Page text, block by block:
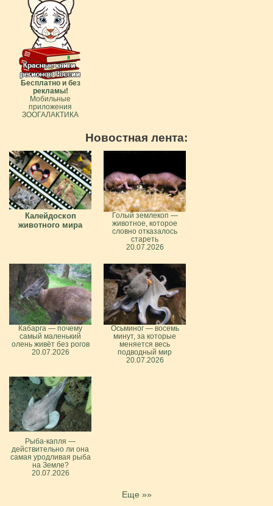
Бесплатно и без
рекламы!
Мобильные
приложения
ЗООГАЛАКТИКА
Новостная лента:
Калейдоскоп
животного мира
Голый землекоп —
животное, которое
словно отказалось
стареть
20.07.2026
Кабарга — почему
самый маленький
олень живёт без рогов
20.07.2026
Осьминог — восемь
минут, за которые
меняется весь
подводный мир
20.07.2026
Рыба-капля —
действительно ли она
самая уродливая рыба
на Земле?
20.07.2026
Еще »»